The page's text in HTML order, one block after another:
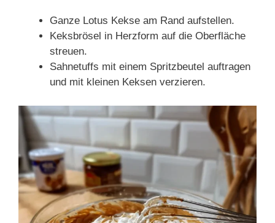
Ganze Lotus Kekse am Rand aufstellen.
Keksbrösel in Herzform auf die Oberfläche
streuen.
Sahnetuffs mit einem Spritzbeutel auftragen
und mit kleinen Keksen verzieren.